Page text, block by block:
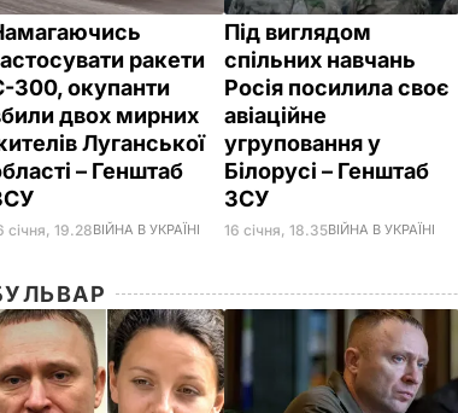
ракети
300, окупанти
двох мирних
Луганської
– Генштаб
січня, 19.28ВІЙНА В УКРАЇНІ
Під виглядом
спільних навчань
Росія посилила своє
авіаційне
угруповання у
Білорусі – Генштаб
ЗСУ
16 січня, 18.35ВІЙНА В УКРАЇНІ